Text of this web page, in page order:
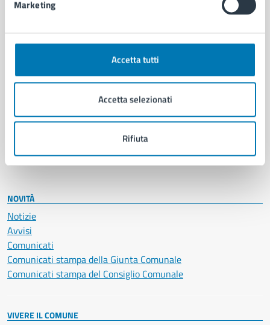
Marketing
Accetta tutti
Accetta selezionati
Rifiuta
Ambiente
Autorizzazioni
Educazione e formazione
Giustizia e sicurezza pubblica
Imprese e commercio
Salute, benessere e assistenza
Vita lavorativa
NOVITÀ
Notizie
Avvisi
Comunicati
Comunicati stampa della Giunta Comunale
Comunicati stampa del Consiglio Comunale
VIVERE IL COMUNE